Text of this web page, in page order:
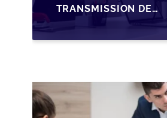
TRANSMISSION DE
PME
LUXEMBOURGEOISES
HOLDING SOPARFI